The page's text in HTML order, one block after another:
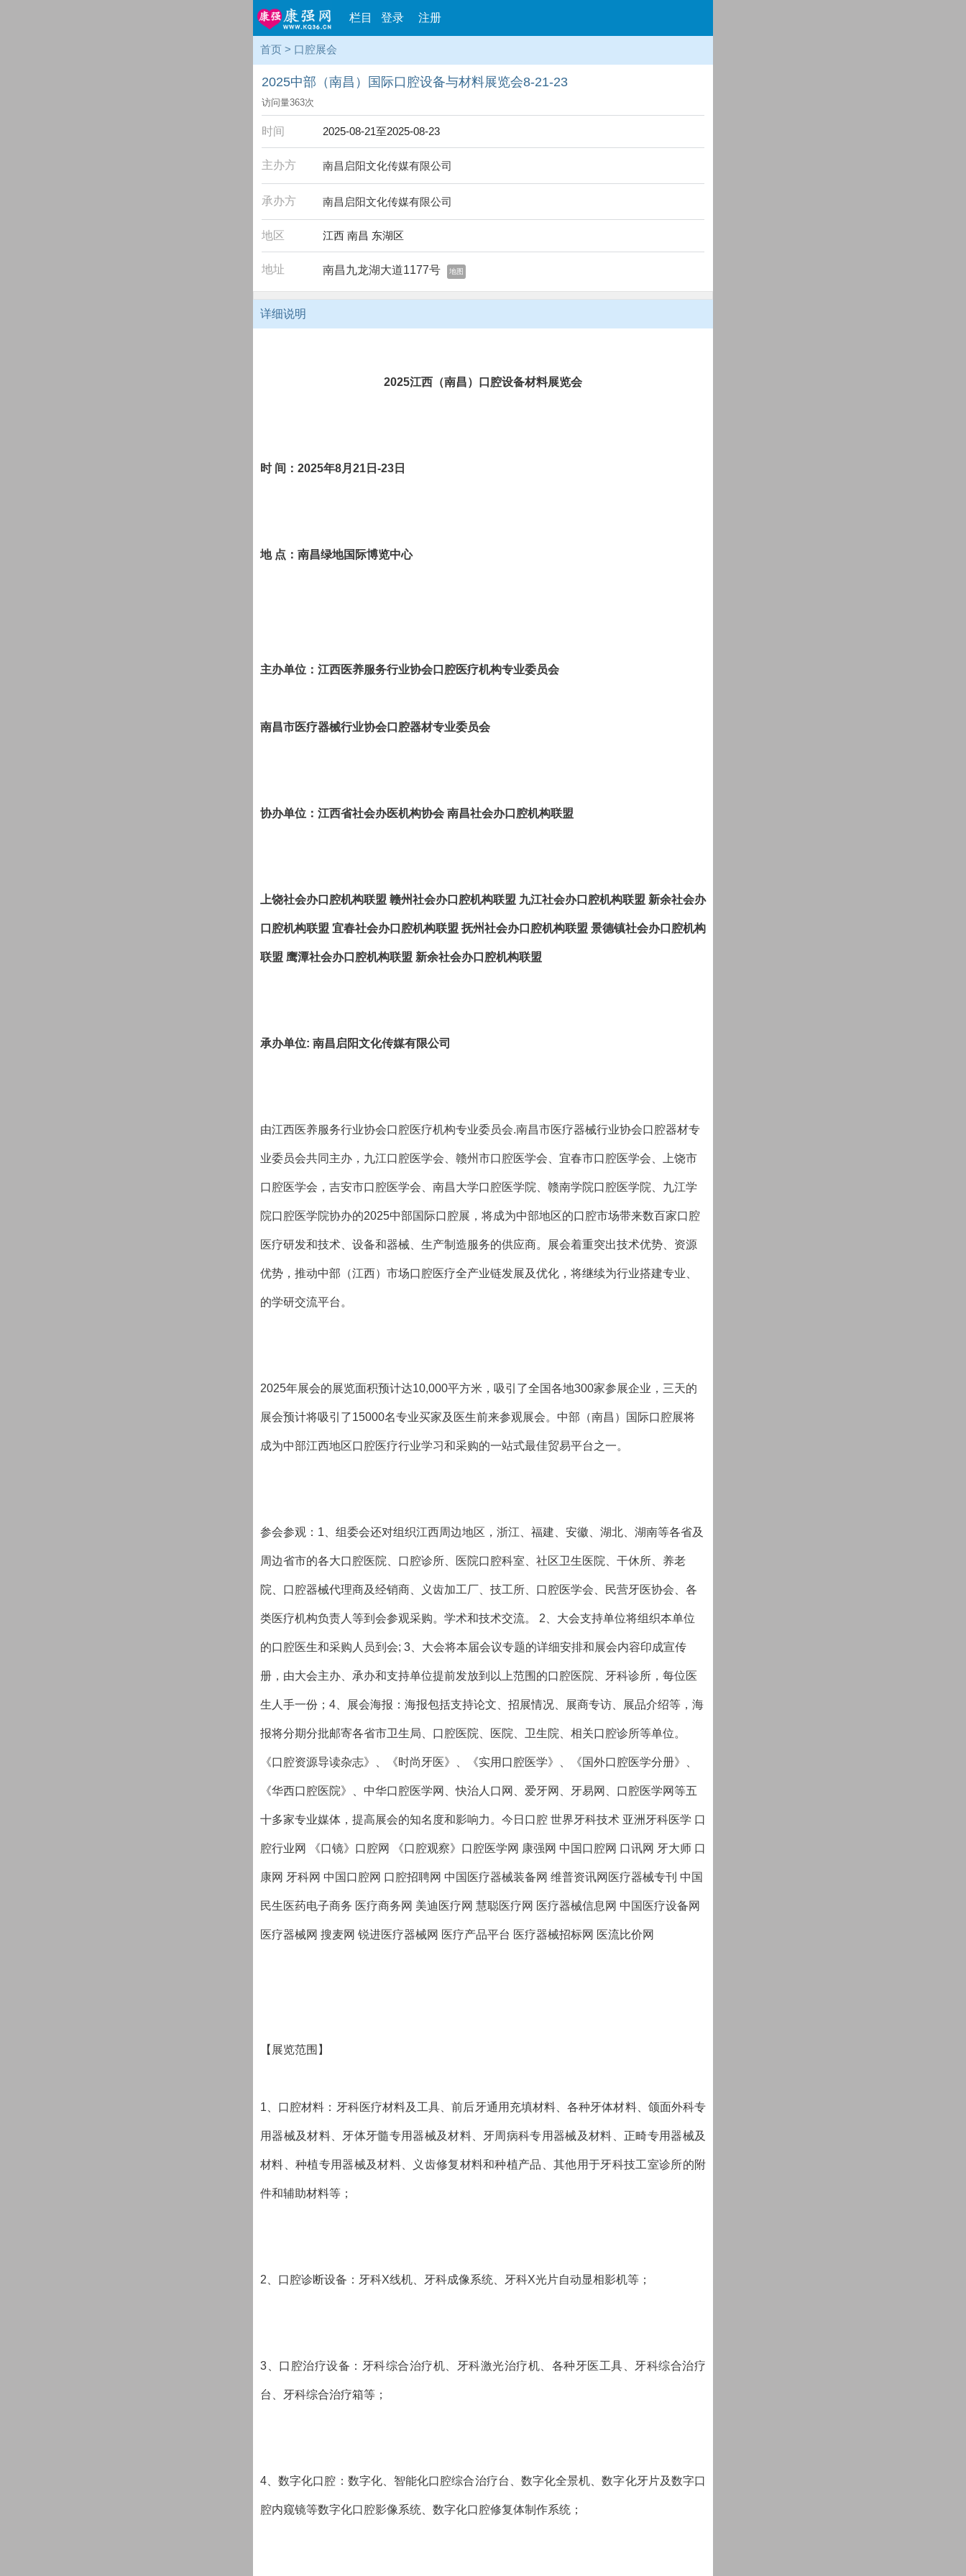
栏目 登录 注册
首页 > 口腔展会
2025中部（南昌）国际口腔设备与材料展览会8-21-23
访问量363次
时间 2025-08-21至2025-08-23
主办方 南昌启阳文化传媒有限公司
承办方 南昌启阳文化传媒有限公司
地区 江西 南昌 东湖区
地址 南昌九龙湖大道1177号 地图
详细说明
2025江西（南昌）口腔设备材料展览会
时 间： 2025年8月21日-23日
地 点：南昌绿地国际博览中心
主办单位：江西医养服务行业协会口腔医疗机构专业委员会
南昌市医疗器械行业协会口腔器材专业委员会
协办单位：江西省社会办医机构协会 南昌社会办口腔机构联盟
上饶社会办口腔机构联盟 赣州社会办口腔机构联盟 九江社会办口腔机构联盟 新余社会办
口腔机构联盟 宜春社会办口腔机构联盟 抚州社会办口腔机构联盟 景德镇社会办口腔机构
联盟 鹰潭社会办口腔机构联盟 新余社会办口腔机构联盟
承办单位: 南昌启阳文化传媒有限公司
由江西医养服务行业协会口腔医疗机构专业委员会.南昌市医疗器械行业协会口腔器材专
业委员会共同主办，九江口腔医学会、赣州市口腔医学会、宜春市口腔医学会、上饶市
口腔医学会，吉安市口腔医学会、南昌大学口腔医学院、赣南学院口腔医学院、九江学
院口腔医学院协办的2025中部国际口腔展，将成为中部地区的口腔市场带来数百家口腔
医疗研发和技术、设备和器械、生产制造服务的供应商。展会着重突出技术优势、资源
优势，推动中部（江西）市场口腔医疗全产业链发展及优化，将继续为行业搭建专业、
的学研交流平台。
2025年展会的展览面积预计达10,000平方米，吸引了全国各地300家参展企业，三天的
展会预计将吸引了15000名专业买家及医生前来参观展会。中部（南昌）国际口腔展将
成为中部江西地区口腔医疗行业学习和采购的一站式最佳贸易平台之一。
参会参观： 1、组委会还对组织江西周边地区，浙江、福建、安徽、湖北、湖南等各省及
周边省市的各大口腔医院、口腔诊所、医院口腔科室、社区卫生医院、干休所、养老
院、口腔器械代理商及经销商、义齿加工厂、技工所、口腔医学会、民营牙医协会、各
类医疗机构负责人等到会参观采购。学术和技术交流。 2、大会支持单位将组织本单位
的口腔医生和采购人员到会; 3、大会将本届会议专题的详细安排和展会内容印成宣传
册，由大会主办、承办和支持单位提前发放到以上范围的口腔医院、牙科诊所，每位医
生人手一份；4、展会海报：海报包括支持论文、招展情况、展商专访、展品介绍等，海
报将分期分批邮寄各省市卫生局、口腔医院、医院、卫生院、相关口腔诊所等单位。
《口腔资源导读杂志》、《时尚牙医》、《实用口腔医学》、《国外口腔医学分册》、
《华西口腔医院》、中华口腔医学网、快治人口网、爱牙网、牙易网、口腔医学网等五
十多家专业媒体，提高展会的知名度和影响力。今日口腔 世界牙科技术 亚洲牙科医学 口
腔行业网 《口镜》口腔网 《口腔观察》口腔医学网 康强网 中国口腔网 口讯网 牙大师 口
康网 牙科网 中国口腔网 口腔招聘网 中国医疗器械装备网 维普资讯网医疗器械专刊 中国
民生医药电子商务 医疗商务网 美迪医疗网 慧聪医疗网 医疗器械信息网 中国医疗设备网
医疗器械网 搜麦网 锐进医疗器械网 医疗产品平台 医疗器械招标网 医流比价网
【展览范围】
1、口腔材料：牙科医疗材料及工具、前后牙通用充填材料、各种牙体材料、颌面外科专
用器械及材料、牙体牙髓专用器械及材料、牙周病科专用器械及材料、正畸专用器械及
材料、种植专用器械及材料、义齿修复材料和种植产品、其他用于牙科技工室诊所的附
件和辅助材料等；
2、口腔诊断设备：牙科X线机、牙科成像系统、牙科X光片自动显相影机等；
3、口腔治疗设备：牙科综合治疗机、牙科激光治疗机、各种牙医工具、牙科综合治疗
台、牙科综合治疗箱等；
4、数字化口腔：数字化、智能化口腔综合治疗台、数字化全景机、数字化牙片及数字口
腔内窥镜等数字化口腔影像系统、数字化口腔修复体制作系统；